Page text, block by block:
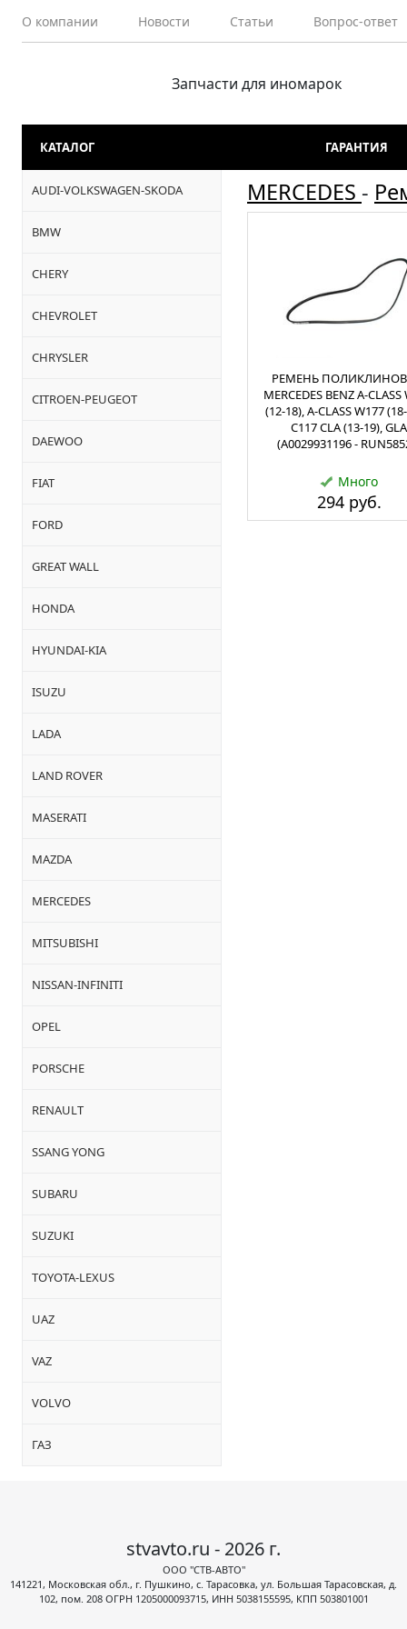
О компании Новости Статьи Вопрос-ответ
Запчасти для иномарок
КАТАЛОГ ГАРАНТИЯ
AUDI-VOLKSWAGEN-SKODA
BMW
CHERY
CHEVROLET
CHRYSLER
CITROEN-PEUGEOT
DAEWOO
FIAT
FORD
GREAT WALL
HONDA
HYUNDAI-KIA
ISUZU
LADA
LAND ROVER
MASERATI
MAZDA
MERCEDES
MITSUBISHI
NISSAN-INFINITI
OPEL
PORSCHE
RENAULT
SSANG YONG
SUBARU
SUZUKI
TOYOTA-LEXUS
UAZ
VAZ
VOLVO
ГАЗ
MERCEDES -
РЕМЕНЬ
MERCEDES BENZ A-CLASS
(12-18), A-CLASS W177
C117 CLA (13-19), GLA
(A0029931196 -
Много
294 руб.
stvavto.ru - 2026 г.
ООО "СТВ-АВТО"
141221, Московская обл., г. Пушкино, с. Тарасовка, ул. Большая Тарасовская, д.
102, пом. 208 ОГРН 1205000093715, ИНН 5038155595, КПП 503801001